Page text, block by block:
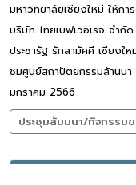
มหาวิทยาลัยเชียงใหม่ ให้ก
บริษัท ไทยเบฟเวอเรจ จำ
ประชารัฐ รักสามัคคี เชียงใ
ชมศูนย์สถาปัตยกรรมล้านน
มกราคม 2566
ประชุมสัมมนา/กิจกรรม